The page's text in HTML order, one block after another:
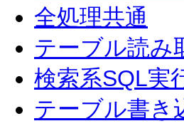
全処理共通
テーブル読み
検索系SQL実
テーブル書き